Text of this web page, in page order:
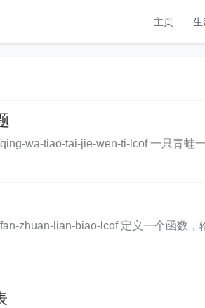
主页 生
wa-tiao-tai-jie-wen-ti-lcof 一只青
zhuan-lian-biao-lcof 定义一个函数